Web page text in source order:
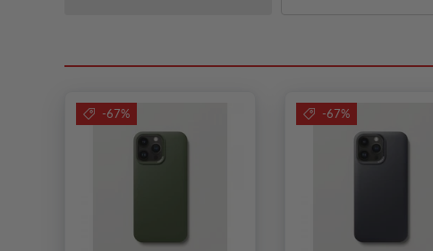
-67% -67%